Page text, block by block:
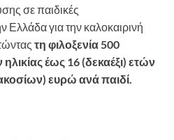
σε παιδικές
Ελλάδα για την καλοκαιρινή
τη φιλοξενία 500
έως 16 (δεκαέξι) ετών
ευρώ ανά παιδί.